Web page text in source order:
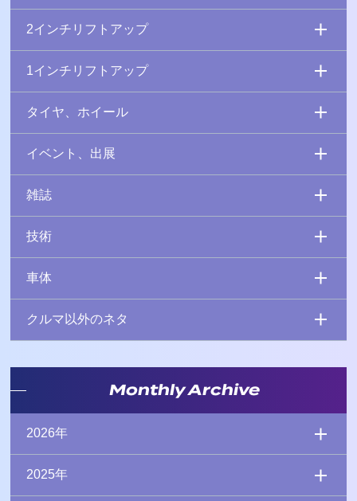
2インチリフトアップ
1インチリフトアップ
タイヤ、ホイール
イベント、出展
雑誌
技術
車体
クルマ以外のネタ
Monthly Archive
2026年
2025年